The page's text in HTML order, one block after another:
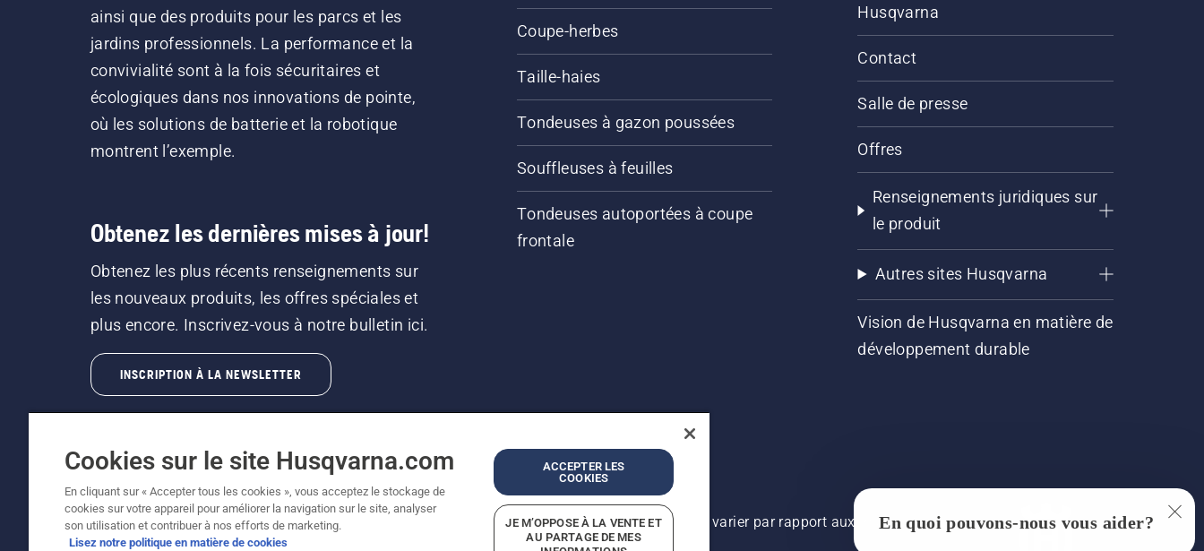
ainsi que des produits pour les parcs et les
jardins professionnels. La performance et la
convivialité sont à la fois sécuritaires et
écologiques dans nos innovations de pointe,
où les solutions de batterie et la robotique
montrent l’exemple.
Obtenez les dernières mises à jour!
Obtenez les plus récents renseignements sur
les nouveaux produits, les offres spéciales et
plus encore. Inscrivez-vous à notre bulletin ici.
INSCRIPTION À LA NEWSLETTER
Coupe-herbes
Taille-haies
Tondeuses à gazon poussées
Souffleuses à feuilles
Tondeuses autoportées à coupe
frontale
Husqvarna
Contact
Salle de presse
Offres
Renseignements juridiques sur
le produit
Autres sites Husqvarna
Vision de Husqvarna en matière de
développement durable
©2026 Husqvarna AB (publ.). En raison de l'amélioration continue, le produit peut légèrement varier par rapport aux images, mais la
fonctionnalité de la machine reste inchangée. Tous droits réservés.
Cookies sur le site Husqvarna.com
En cliquant sur « Accepter tous les cookies », vous acceptez le stockage de
cookies sur votre appareil pour améliorer la navigation sur le site, analyser
son utilisation et contribuer à nos efforts de marketing.
Lisez notre politique en matière de cookies
ACCEPTER LES
COOKIES
JE M’OPPOSE À LA VENTE ET
AU PARTAGE DE MES
En quoi pouvons-nous vous aider?